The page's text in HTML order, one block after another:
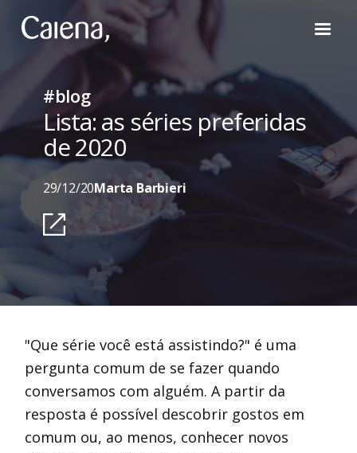
#blog
Lista: as séries preferidas
de 2020
29/12/20Marta Barbieri
"Que série você está assistindo?" é uma
pergunta comum de se fazer quando
conversamos com alguém. A partir da
resposta é possível descobrir gostos em
comum ou, ao menos, conhecer novos